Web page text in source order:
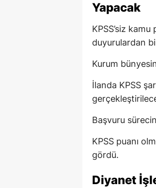
Yapacak
KPSS’siz
duyurulardan
Kurum
İlanda KPSS
Başvuru
KPSS puanı
gördü.
Diyanet